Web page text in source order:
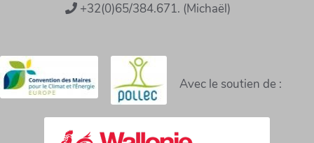
+32(0)65/384.671. (Michaël)
Avec le soutien de :